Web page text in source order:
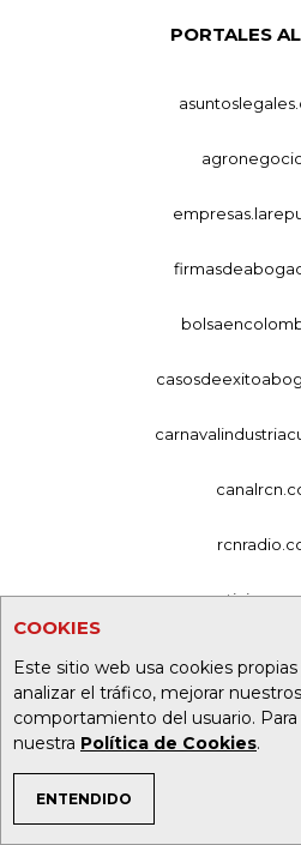
COOKIES
Este sitio web usa cookies
analizar el tráfico, mejorar
comportamiento del usuario.
nuestra Política de Cookies.
ENTENDIDO
TEMAS DE INTERÉS
PORTALES
Organización Ardila